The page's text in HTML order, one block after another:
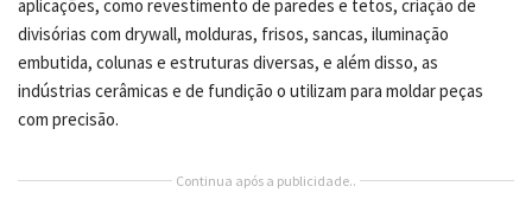
aplicações, como revestimento de paredes e tetos, criação de
divisórias com drywall, molduras, frisos, sancas, iluminação
embutida, colunas e estruturas diversas, e além disso, as
indústrias cerâmicas e de fundição o utilizam para moldar peças
com precisão.
Continua após a publicidade..